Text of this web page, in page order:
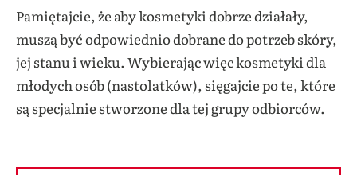
Pamiętajcie, że aby kosmetyki dobrze działały,
muszą być odpowiednio dobrane do potrzeb skóry,
jej stanu i wieku. Wybierając więc kosmetyki dla
młodych osób (nastolatków), sięgajcie po te, które
są specjalnie stworzone dla tej grupy odbiorców.